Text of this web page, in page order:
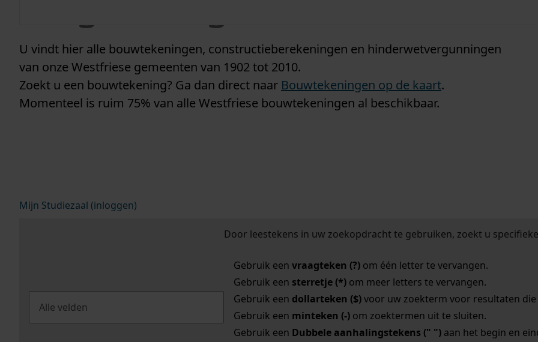
U vindt hier alle bouwtekeningen, constructieberekeningen en hinderwetvergunningen
van onze Westfriese gemeenten van 1902 tot 2010.
Zoekt u een bouwtekening? Ga dan direct naar Bouwtekeningen op de kaart.
Momenteel is ruim 75% van alle Westfriese bouwtekeningen al beschikbaar.
Mijn Studiezaal (inloggen)
Door leestekens in uw zoekopdracht te gebruiken, zoekt u
Gebruik een vraagteken (?)om één letter te vervangen.
Gebruik een sterretje (*)om meer letters te vervangen.
Gebruik een dollarteken ($)voor uw zoekterm voor resultaten die
Gebruik een minteken (-)om zoektermen uit te sluiten.
Gebruik een Dubbele aanhalingstekens (" ")aan het begin en